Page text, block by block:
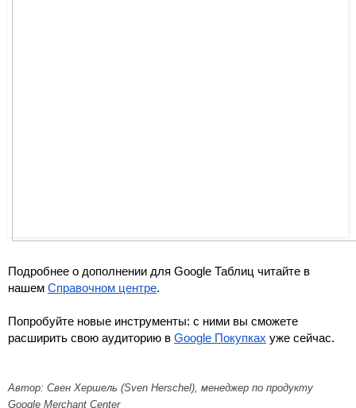
Подробнее о дополнении для Google Таблиц читайте в
нашем Справочном центре.
Попробуйте новые инструменты: с ними вы сможете
расширить свою аудиторию в Google Покупках уже сейчас.
Автор: Свен Хершель (Sven Herschel), менеджер по продукту
Google Merchant Center